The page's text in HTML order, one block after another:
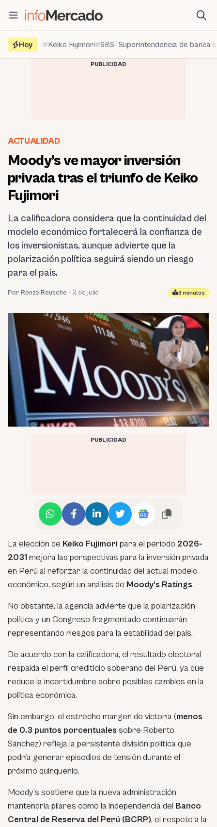
contenido
Hoy
Keiko Fujimori SBS- Superintendencia de banca
PUBLICIDAD
ACTUALIDAD
Moody’s ve mayor inversión
privada tras el triunfo de Keiko
Fujimori
La calificadora considera que la continuidad del
modelo económico fortalecerá la confianza de
los inversionistas, aunque advierte que la
polarización política seguirá siendo un riesgo
para el país.
Por Renzo Reusche • 3 de julio 3 minutos
PUBLICIDAD
La elección de Keiko Fujimori para el período 2026-
2031 mejora las perspectivas para la inversión privada
en Perú al reforzar la continuidad del actual modelo
económico, según un análisis de Moody’s Ratings.
No obstante, la agencia advierte que la polarización
política y un Congreso fragmentado continuarán
representando riesgos para la estabilidad del país.
De acuerdo con la calificadora, el resultado electoral
respalda el perfil crediticio soberano del Perú, ya que
reduce la incertidumbre sobre posibles cambios en la
política económica.
Sin embargo, el estrecho margen de victoria (menos
de 0.3 puntos porcentuales sobre Roberto
Sánchez) refleja la persistente división política que
podría generar episodios de tensión durante el
próximo quinquenio.
Moody’s sostiene que la nueva administración
mantendría pilares como la independencia del Banco
Central de Reserva del Perú (BCRP), el respeto a la